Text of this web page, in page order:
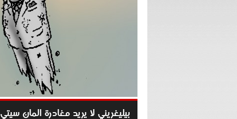
بيليغريني لا يريد مغادرة المان سيتي